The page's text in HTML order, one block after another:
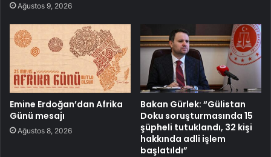
Ağustos 9, 2026
Emine Erdoğan’dan Afrika
Günü mesajı
Ağustos 8, 2026
Bakan Gürlek: “Gülistan
Doku soruşturmasında 15
şüpheli tutuklandı, 32 kişi
hakkında adli işlem
başlatıldı”